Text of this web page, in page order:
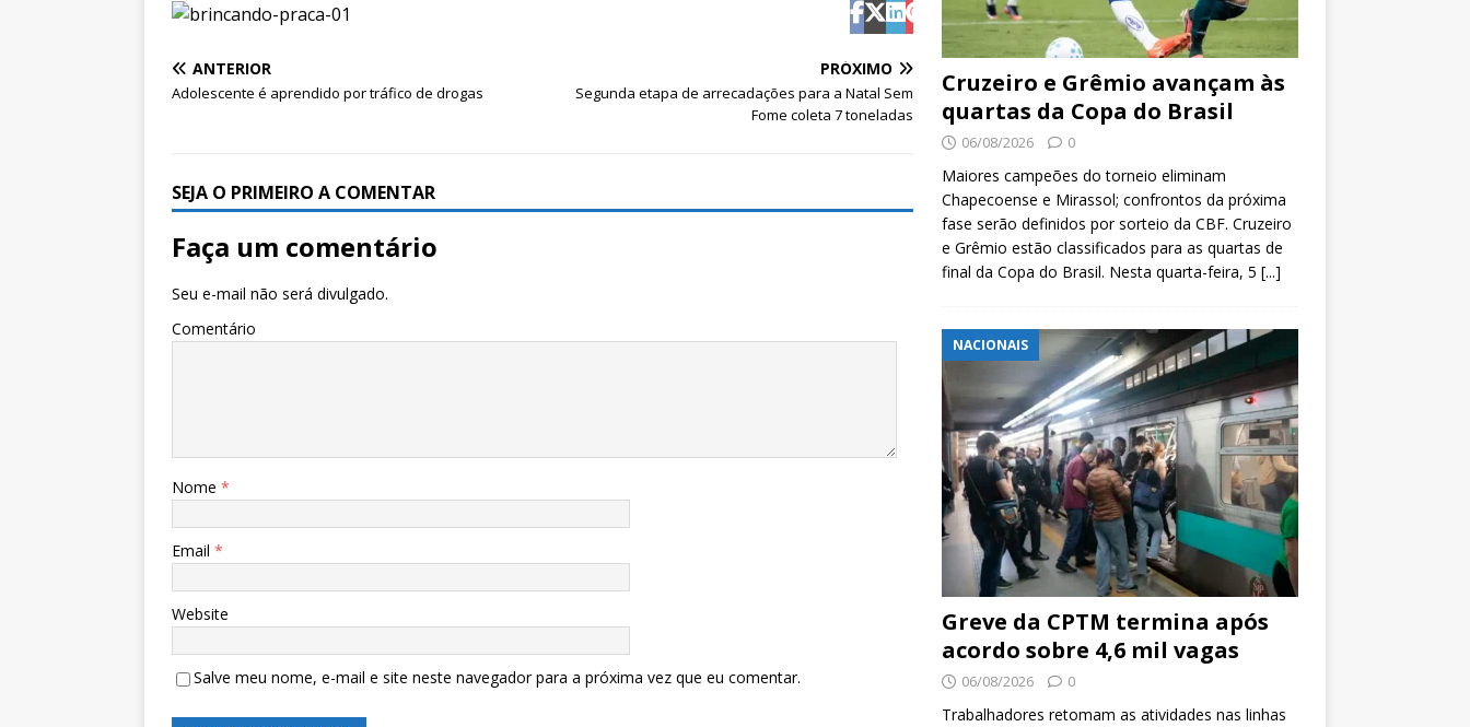
ANTERIOR
Adolescente é aprendido por tráfico de drogas
PRÓXIMO
Segunda etapa de arrecadações para a Natal Sem
Fome coleta 7 toneladas
SEJA O PRIMEIRO A COMENTAR
Faça um comentário
Seu e-mail não será divulgado.
Comentário
Nome *
Email *
Website
Salve meu nome, e-mail e site neste navegador para a próxima vez que eu comentar.
Cruzeiro e Grêmio avançam às
quartas da Copa do Brasil
06/08/2026 0
Maiores campeões do torneio eliminam
Chapecoense e Mirassol; confrontos da próxima
fase serão definidos por sorteio da CBF. Cruzeiro
e Grêmio estão classificados para as quartas de
final da Copa do Brasil. Nesta quarta-feira, 5 [...]
NACIONAIS
Greve da CPTM termina após
acordo sobre 4,6 mil vagas
06/08/2026 0
Trabalhadores retomam as atividades nas linhas